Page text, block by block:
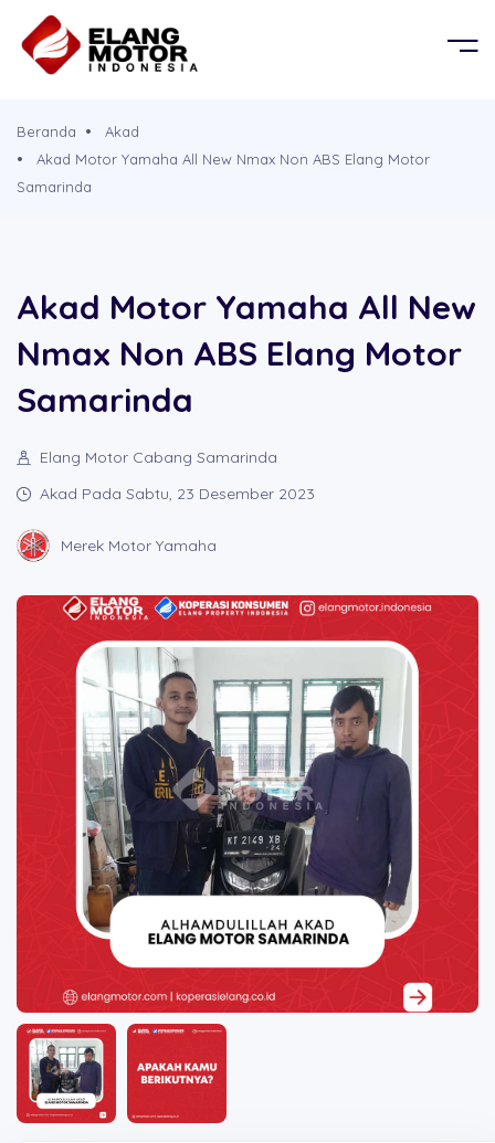
PROPERTY
KAMI
CICILAN
Beranda
Akad
Akad Motor Yamaha All New Nmax Non ABS Elang Motor
Samarinda
Akad Motor Yamaha All New
Nmax Non ABS Elang Motor
Samarinda
Elang Motor Cabang Samarinda
Akad Pada Sabtu, 23 Desember 2023
Merek Motor Yamaha